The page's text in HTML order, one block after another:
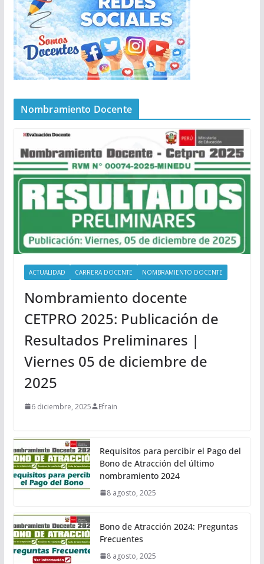
Nombramiento Docente
ACTUALIDAD CARRERA DOCENTE NOMBRAMIENTO DOCENTE
Nombramiento docente
CETPRO 2025: Publicación de
Resultados Preliminares |
Viernes 05 de diciembre de
2025
6 diciembre, 2025 Efrain
Requisitos para percibir el Pago del
Bono de Atracción del último
nombramiento 2024
8 agosto, 2025
Bono de Atracción 2024: Preguntas
Frecuentes
8 agosto, 2025